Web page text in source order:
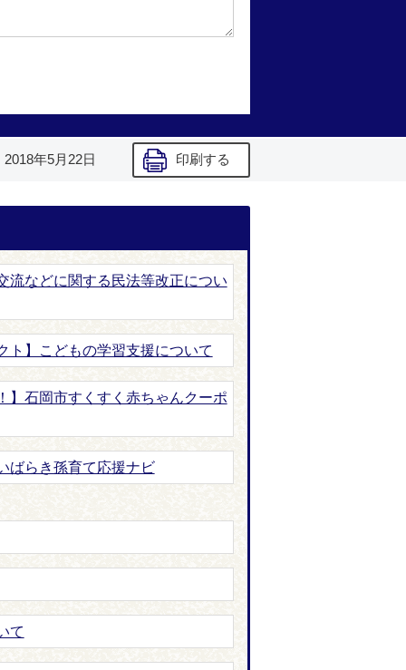
2018年5月22日 印刷する
流などに関する民法等改正につい
ト】こどもの学習支援について
】石岡市すくすく赤ちゃんクーポ
ばらき孫育て応援ナビ
て